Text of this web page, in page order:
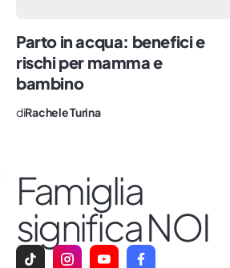
Parto in acqua: benefici e
rischi per mamma e
bambino
diRachele Turina
Famiglia
significa NOI